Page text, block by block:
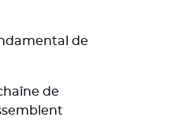
de
de